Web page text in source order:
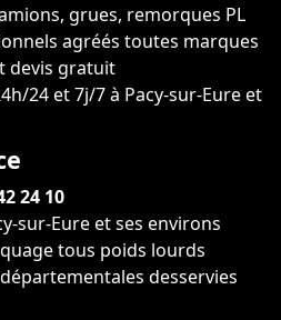
grues, remorques PL
agréés toutes marques
devis gratuit
24 et 7j/7 à Pacy-sur-Eure et
24 10
sur-Eure et ses environs
tous poids lourds
desservies